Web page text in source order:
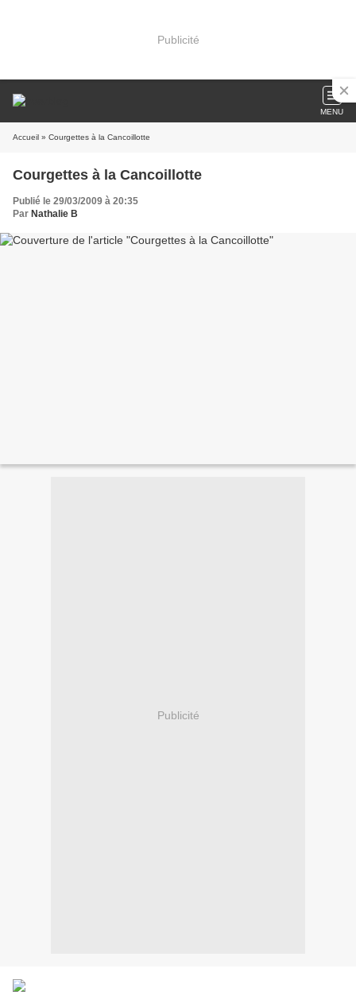
Publicité
MENU
Accueil » Courgettes à la Cancoillotte
Courgettes à la Cancoillotte
Publié le 29/03/2009 à 20:35
Par Nathalie B
Publicité